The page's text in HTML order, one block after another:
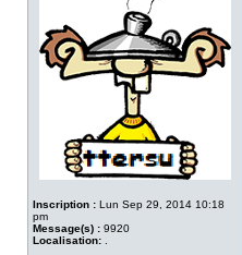
Inscription : Lun Sep 29, 2014 10:18
pm
Message(s) : 9920
Localisation: